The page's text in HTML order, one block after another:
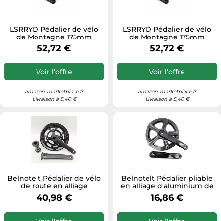
LSRRYD Pédalier de vélo
de Montagne 175mm
Plateau 32-48T 8-12S avec
BB 68mm
52,72 €
Voir l'offre
amazon-marketplace.fr
Livraison à 5,40 €
LSRRYD Pédalier de vélo
de Montagne 175mm
Plateau 32-48T 8-12S avec
BB 68mm
52,72 €
Voir l'offre
amazon-marketplace.fr
Livraison à 5,40 €
Belnotelt Pédalier de vélo
de route en alliage
d'aluminium 48/32T avec
pédalier, pour système
mm, 175 mm, bras de
40,98 €
Belnotelt Pédalier pliable
en alliage d'aluminium de
152 mm, 32T, 48T, 52T, forgé
à froid pour vélos
noir sable (48T)
16,86 €